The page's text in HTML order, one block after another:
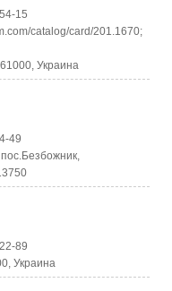
15
catalog/card/201.1670;
Украина
49
89
Украина